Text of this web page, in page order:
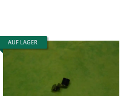
AUF LAGER